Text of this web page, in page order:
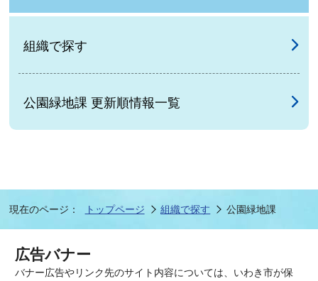
組織で探す
公園緑地課 更新順情報一覧
現在のページ： トップページ 組織で探す 公園緑地課
広告バナー
バナー広告やリンク先のサイト内容については、いわき市が保